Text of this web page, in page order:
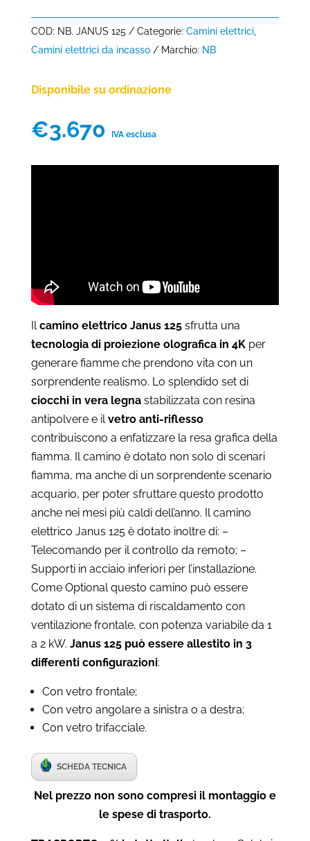
COD: NB. JANUS 125 Categorie: Camini elettrici,
Camini elettrici da incasso
Marchio: NB
Disponibile su ordinazione
€3.670 IVA esclusa
Ilcamino elettrico Janus 125sfrutta una
tecnologia di proiezione olografica in 4Kper
generare fiamme che prendono vita con un
sorprendente realismo. Lo splendido set di
ciocchi in vera legnastabilizzata con resina
antipolvere e ilvetro anti-riflesso
contribuiscono a enfatizzare la resa grafica della
fiamma. Il camino è dotato non solo di scenari
fiamma, ma anche di un sorprendente scenario
acquario, per poter sfruttare questo prodotto
anche nei mesi più caldi dell’anno. Il camino
elettrico Janus 125 è dotato inoltre di: –
Telecomando per il controllo da remoto; –
Supporti in acciaio inferiori per l’installazione.
Come Optional questo camino può essere
dotato di un sistema di riscaldamento con
ventilazione frontale, con potenza variabile da 1
a 2 kW. Janus 125 può essere allestito in 3
differenti configurazioni:
Con vetro frontale;
Con vetro angolare a sinistra o a destra;
Con vetro trifacciale.
SCHEDA TECNICA
Nel prezzo non sono compresi il montaggio e
le spese di trasporto.